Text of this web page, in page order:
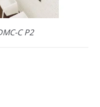
C P2